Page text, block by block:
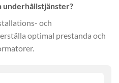
underhållstjänster?
och
optimal prestanda och